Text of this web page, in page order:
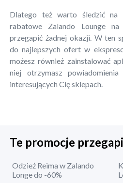
Dlatego też warto śledzić na
rabatowe Zalando Lounge
przegapić żadnej okazji. W ten
do najlepszych ofert w
możesz również zainstalować
niej otrzymasz
interesujących Cię sklepach.
Te promocje
Odzież Reima w Zalando
Longe do -60%